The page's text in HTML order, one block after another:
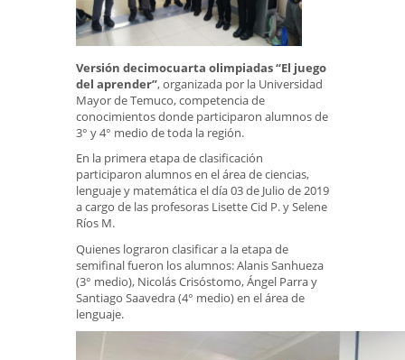
Versión decimocuarta olimpiadas “El juego
del aprender”, organizada por la Universidad
Mayor de Temuco, competencia de
conocimientos donde participaron alumnos de
3° y 4° medio de toda la región.
En la primera etapa de clasificación
participaron alumnos en el área de ciencias,
lenguaje y matemática el día 03 de Julio de 2019
a cargo de las profesoras Lisette Cid P. y Selene
Ríos M.
Quienes lograron clasificar a la etapa de
semifinal fueron los alumnos: Alanis Sanhueza
(3° medio), Nicolás Crisóstomo, Ángel Parra y
Santiago Saavedra (4° medio) en el área de
lenguaje.